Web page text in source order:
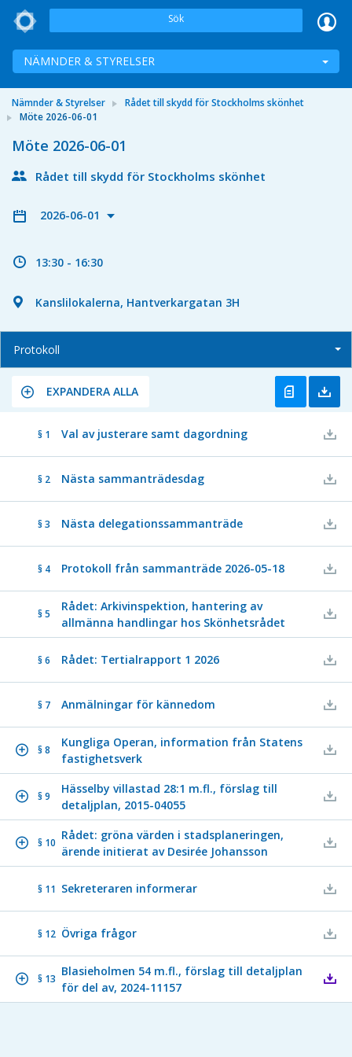
Sök
NÄMNDER & STYRELSER
Nämnder & Styrelser
Rådet till skydd för Stockholms skönhet
Möte 2026-06-01
Möte 2026-06-01
Rådet till skydd för Stockholms skönhet
2026-06-01
13:30 - 16:30
Kanslilokalerna, Hantverkargatan 3H
Protokoll
EXPANDERA ALLA
§ 1 Val av justerare samt dagordning
§ 2 Nästa sammanträdesdag
§ 3 Nästa delegationssammanträde
§ 4 Protokoll från sammanträde 2026-05-18
§ 5
Rådet: Arkivinspektion, hantering av
allmänna handlingar hos Skönhetsrådet
§ 6 Rådet: Tertialrapport 1 2026
§ 7 Anmälningar för kännedom
§ 8
Kungliga Operan, information från Statens
fastighetsverk
§ 9
Hässelby villastad 28:1 m.fl., förslag till
detaljplan, 2015-04055
§ 10
Rådet: gröna värden i stadsplaneringen,
ärende initierat av Desirée Johansson
§ 11 Sekreteraren informerar
§ 12 Övriga frågor
§ 13
Blasieholmen 54 m.fl., förslag till detaljplan
för del av, 2024-11157